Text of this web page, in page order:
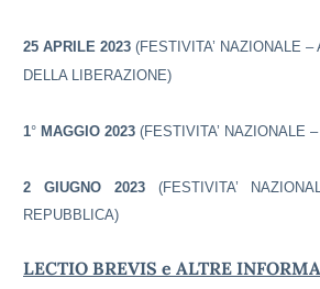
25 APRILE 2023 (FESTIVITA’ NAZIONALE –
DELLA LIBERAZIONE)
1° MAGGIO 2023 (FESTIVITA’ NAZIONALE
2 GIUGNO 2023 (FESTIVITA’
REPUBBLICA)
LECTIO BREVIS e ALTRE